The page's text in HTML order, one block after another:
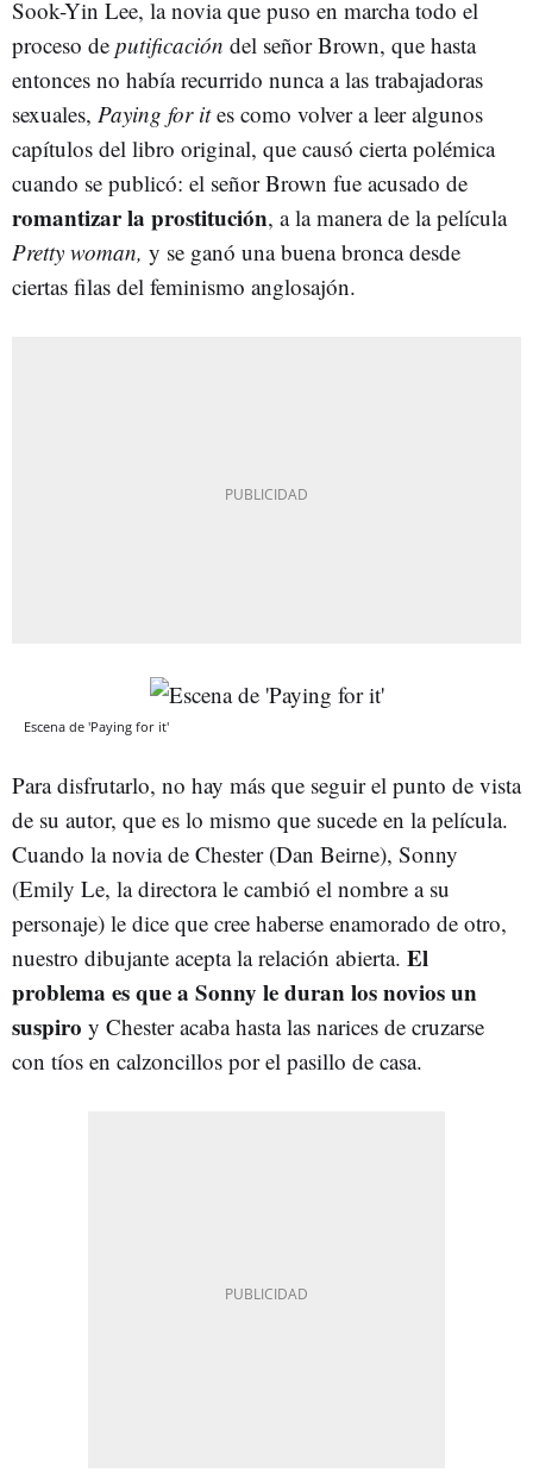
Sook-Yin Lee, la novia que puso en marcha todo el
proceso de putificación del señor Brown, que hasta
entonces no había recurrido nunca a las trabajadoras
sexuales, Paying for ites como volver a leer algunos
capítulos del libro original, que causó cierta polémica
cuando se publicó: el señor Brown fue acusado de
romantizar la prostitución, a la manera de la película
Pretty woman, y se ganó una buena bronca desde
ciertas filas del feminismo anglosajón.
Escena de 'Paying for it'
Para disfrutarlo, no hay más que seguir el punto de vista
de su autor, que es lo mismo que sucede en la película.
Cuando la novia de Chester (Dan Beirne), Sonny
(Emily Le, la directora le cambió el nombre a su
personaje) le dice que cree haberse enamorado de otro,
nuestro dibujante acepta la relación abierta. El
problema es que a Sonny le duran los novios un
suspiro y Chester acaba hasta las narices de cruzarse
con tíos en calzoncillos por el pasillo de casa.